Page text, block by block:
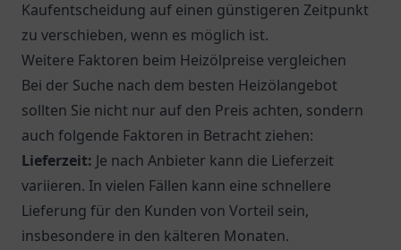
Kaufentscheidung auf einen günstigeren Zeitpunkt
zu verschieben, wenn es möglich ist.
Weitere Faktoren beim Heizölpreise vergleichen
Bei der Suche nach dem besten Heizölangebot
sollten Sie nicht nur auf den Preis achten, sondern
auch folgende Faktoren in Betracht ziehen:
Lieferzeit: Je nach Anbieter kann die Lieferzeit
variieren. In vielen Fällen kann eine schnellere
Lieferung für den Kunden von Vorteil sein,
insbesondere in den kälteren Monaten.